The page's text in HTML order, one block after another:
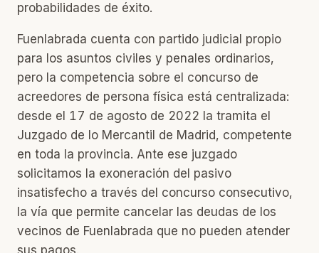
probabilidades de éxito.
Fuenlabrada cuenta con partido judicial propio
para los asuntos civiles y penales ordinarios,
pero la competencia sobre el concurso de
acreedores de persona física está centralizada:
desde el 17 de agosto de 2022 la tramita el
Juzgado de lo Mercantil de Madrid, competente
en toda la provincia. Ante ese juzgado
solicitamos la exoneración del pasivo
insatisfecho a través del concurso consecutivo,
la vía que permite cancelar las deudas de los
vecinos de Fuenlabrada que no pueden atender
sus pagos.